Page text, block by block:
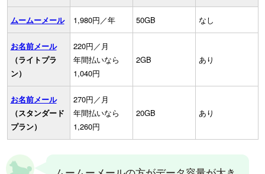
ムームーメール 1,980円／年 50GB なし
お名前メール
（ライトプラ
ン）
220円／月
年間払いなら
1,040円
2GB あり
お名前メール
（スタンダード
プラン）
270円／月
年間払いなら
1,260円
20GB あり